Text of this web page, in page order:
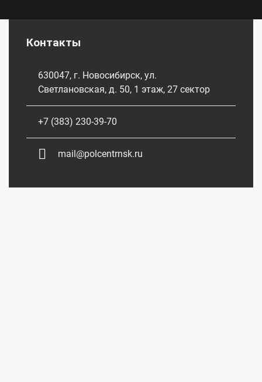
Контакты
630047, г. Новосибирск, ул.
Светлановская, д. 50, 1 этаж, 27 сектор
+7 (383) 230-39-70
mail@polcentrnsk.ru